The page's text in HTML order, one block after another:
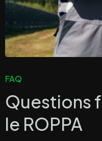
FAQ
Questions
le ROPPA